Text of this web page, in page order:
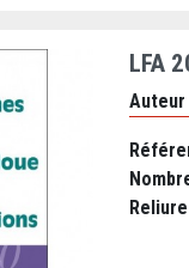
LFA
Auteur
Reliure